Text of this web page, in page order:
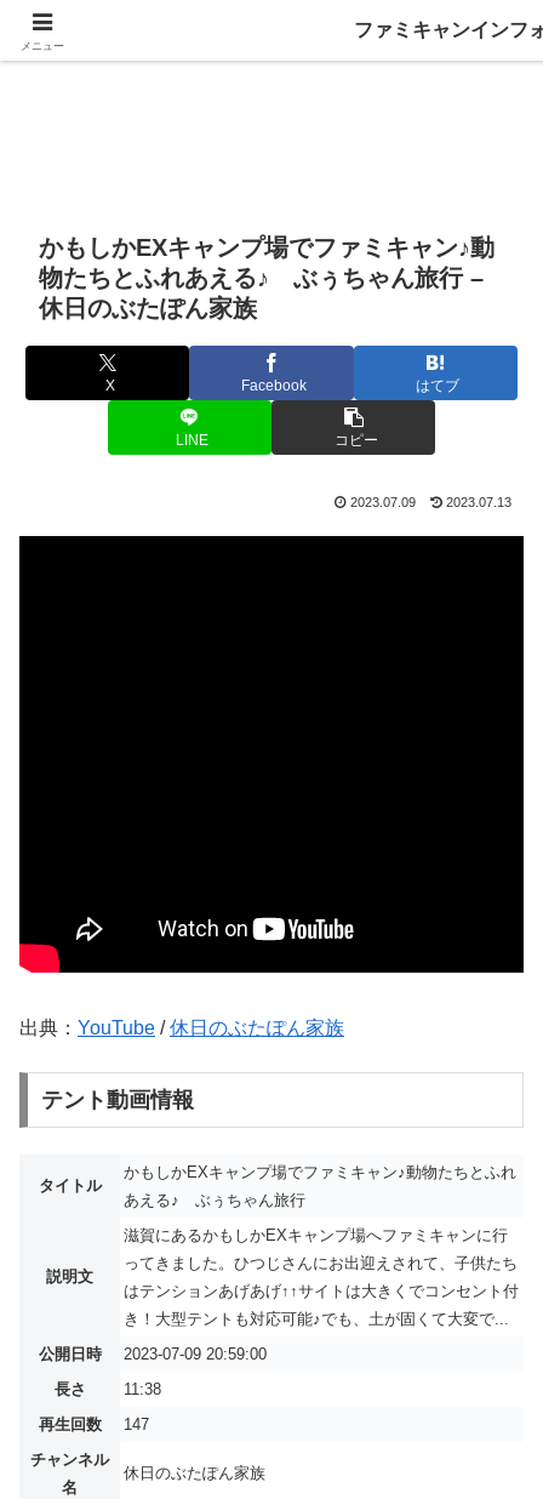
かもしかEXキャンプ場でファミキャン♪動
物たちとふれあえる♪ ぶぅちゃん旅行 –
休日のぶたぽん家族
X Facebook はてブ
LINE コピー
2023.07.09 2023.07.13
出典： YouTube /休日のぶたぽん家族
テント動画情報
タイトル
かもしかEXキャンプ場でファミキャン♪動物たちとふれ
あえる♪ ぶぅちゃん旅行
説明文
滋賀にあるかもしかEXキャンプ場へファミキャンに行
ってきました。ひつじさんにお出迎えされて、子供たち
はテンションあげあげ↑↑サイトは大きくでコンセント付
き！大型テントも対応可能♪でも、土が固くて大変で...
公開日時
2023-07-09 20:59:00
長さ
11:38
再生回数
147
チャンネル
名
休日のぶたぽん家族
メニュー
ファミキャンインフ